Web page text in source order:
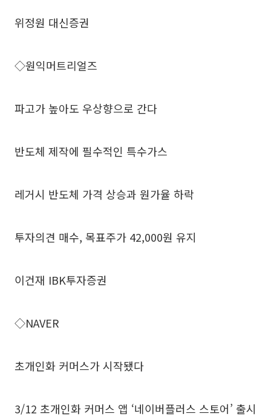
위정원 대신증권
◇원익머트리얼즈
파고가 높아도 우상향으로 간다
반도체 제작에 필수적인 특수가스
레거시 반도체 가격 상승과 원가율 하락
투자의견 매수, 목표주가 42,000원 유지
이건재 IBK투자증권
◇NAVER
초개인화 커머스가 시작됐다
3/12 초개인화 커머스 앱 ‘네이버플러스 스토어’ 출시